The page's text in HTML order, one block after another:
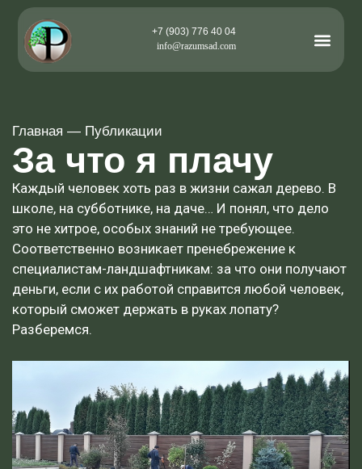
+7 (903) 776 40 04
info@razumsad.com
Главная — Публикации
За что я плачу
Каждый человек хоть раз в жизни сажал дерево. В
школе, на субботнике, на даче… И понял, что дело
это не хитрое, особых знаний не требующее.
Соответственно возникает пренебрежение к
специалистам-ландшафтникам: за что они получают
деньги, если с их работой справится любой человек,
который сможет держать в руках лопату?
Разберемся.